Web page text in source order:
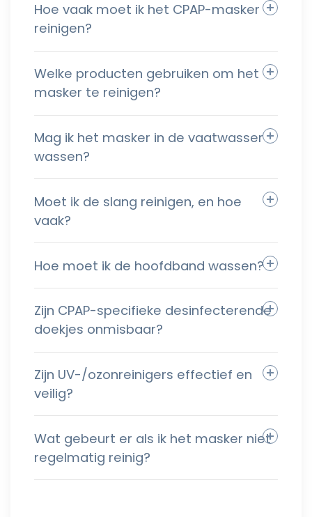
Hoe vaak moet ik het CPAP-masker
reinigen?
Welke producten gebruiken om het
masker te reinigen?
Mag ik het masker in de vaatwasser
wassen?
Moet ik de slang reinigen, en hoe
vaak?
Hoe moet ik de hoofdband wassen?
Zijn CPAP-specifieke desinfecterende
doekjes onmisbaar?
Zijn UV-/ozonreinigers effectief en
veilig?
Wat gebeurt er als ik het masker niet
regelmatig reinig?